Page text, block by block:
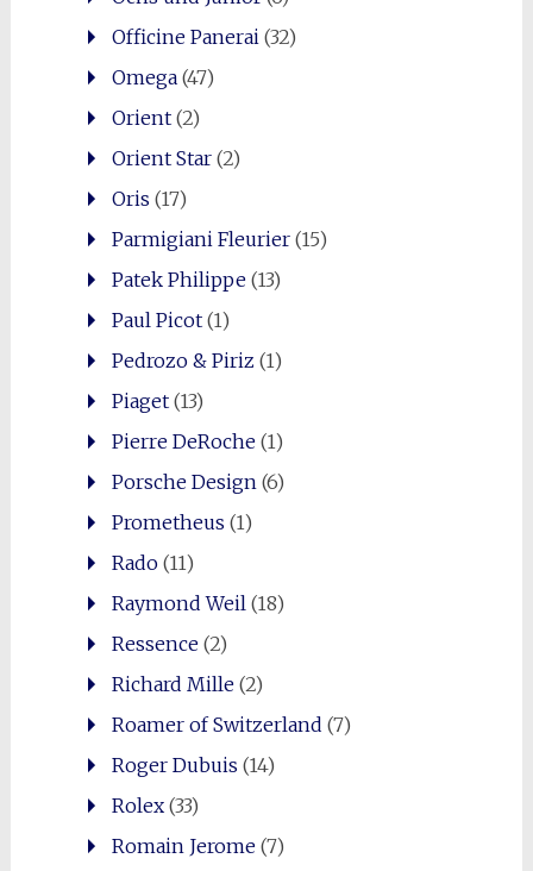
Officine Panerai (32)
Omega(47)
Orient(2)
Orient Star(2)
Oris (17)
Parmigiani Fleurier(15)
Patek Philippe(13)
Paul Picot(1)
Pedrozo & Piriz (1)
Piaget(13)
Pierre DeRoche(1)
Porsche Design (6)
Prometheus (1)
Rado(11)
Raymond Weil (18)
Ressence(2)
Richard Mille(2)
Roamer of Switzerland (7)
Roger Dubuis (14)
Rolex(33)
Romain Jerome(7)